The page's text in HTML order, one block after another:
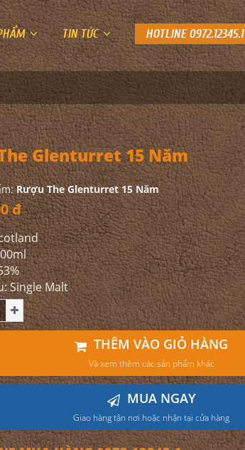
TIN TỨC HOTLINE 0972.12345.1
Glenturret 15 Năm
Rượu The Glenturret 15 Năm
đ
Single Malt
THÊM VÀO GIỎ HÀNG
Và xem thêm các sản phẩm khác
MUA NGAY
Giao hàng tận nơi hoặc nhận tại cửa hàng